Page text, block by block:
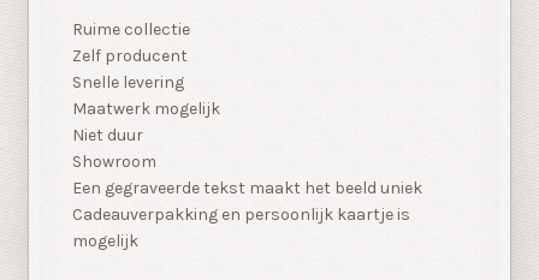
Ruime collectie
Zelf producent
Snelle levering
Maatwerk mogelijk
Niet duur
Showroom
Een gegraveerde tekst maakt het beeld uniek
Cadeauverpakking en persoonlijk kaartje is
mogelijk